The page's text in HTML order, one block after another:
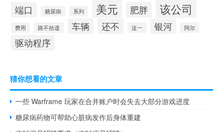
端口 糖尿病 系列 美元 肥胖 该公司
费用 路不拾遗 车辆 还不 这一 银河 阿尔
驱动程序
猜你想看的文章
一些 Warframe 玩家在合并账户时会失去大部分游戏进度
糖尿病药物可帮助心脏病发作后身体重建